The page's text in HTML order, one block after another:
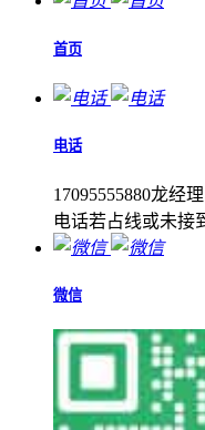
首页
电话
17095555880龙经理
电话若占线或未接
微信